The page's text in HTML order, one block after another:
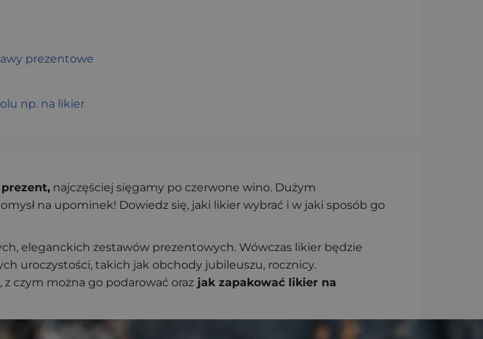
prezentowe
np. na likier
najczęściej sięgamy po czerwone wino. Dużym
na upominek! Dowiedz się, jaki likier wybrać i w jaki sposób go
eleganckich zestawów prezentowych. Wówczas likier będzie
uroczystości, takich jak obchody jubileuszu, rocznicy.
czym można go podarować oraz jak zapakować likier na